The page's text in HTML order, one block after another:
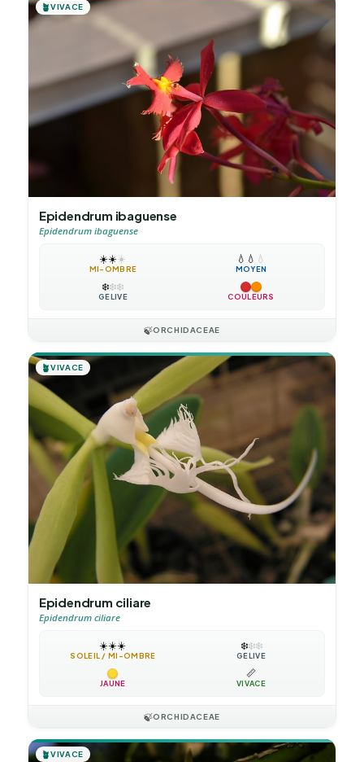
🪴VIVACE
Epidendrum ibaguense
Epidendrum ibaguense
☀️☀️☀️
MI-OMBRE
💧 💧 💧
MOYEN
❄️❄️❄️
GÉLIVE COULEURS
🍃ORCHIDACEAE
🪴VIVACE
Epidendrum ciliare
Epidendrum ciliare
☀️☀️☀️
SOLEIL / MI-OMBRE
❄️❄️❄️
GÉLIVE
JAUNE
📏
VIVACE
🍃ORCHIDACEAE
🪴VIVACE